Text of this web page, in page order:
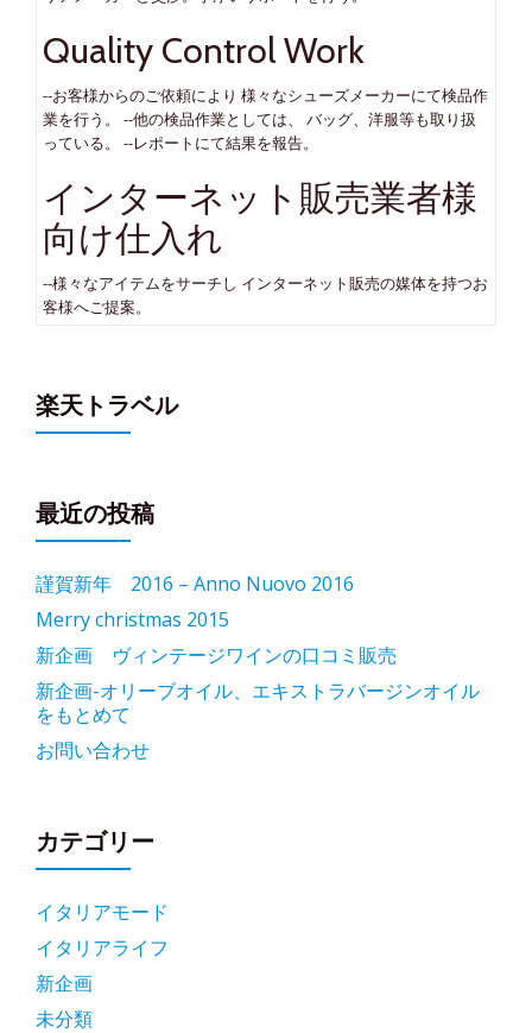
Quality Control Work
--お客様からのご依頼により 様々なシューズメーカーにて検品作
業を行う。 --他の検品作業としては、 バッグ、洋服等も取り扱
っている。 --レポートにて結果を報告。
インターネット販売業者様
向け仕入れ
--様々なアイテムをサーチし インターネット販売の媒体を持つお
客様へご提案。
楽天トラベル
最近の投稿
謹賀新年 2016 – Anno Nuovo 2016
Merry christmas 2015
新企画 ヴィンテージワインの口コミ販売
新企画-オリーブオイル、エキストラバージンオイル
をもとめて
お問い合わせ
カテゴリー
イタリアモード
イタリアライフ
新企画
未分類